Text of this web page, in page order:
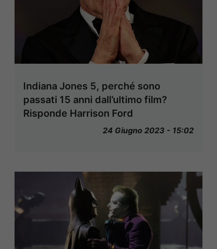
Indiana Jones 5, perché sono
passati 15 anni dall’ultimo film?
Risponde Harrison Ford
24 Giugno 2023 - 15:02